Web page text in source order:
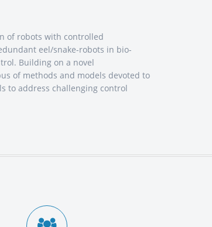
of robots with controlled
eel/snake-robots in bio-
Building on a novel
of methods and models devoted to
to address challenging control